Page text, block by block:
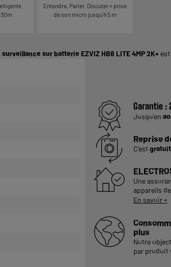
30m
Entendre, Parler, Discuter + prise
de son micro jusqu’à 5 m
surveillance sur batterie EZVIZ HB8 LITE 4MP 2K+
Garantie :
Jusqu'en
Reprise
C'est
Une
appareils
En savoir +
plus
Notre
par produit